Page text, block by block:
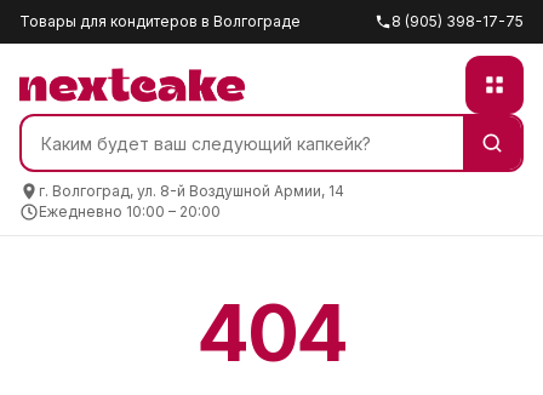
Товары для кондитеров в Волгограде 8 (905) 398-17-75
г. Волгоград, ул. 8-й Воздушной Армии, 14
Ежедневно 10:00 – 20:00
404